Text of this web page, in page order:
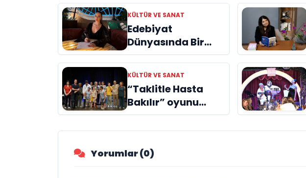
KÜLTÜR VE SANAT
Edebiyat
Dünyasında Bir
Genç Deha
Doğuyor: Dilruba
Engin ve Zift Karası
Evreni ‘AVENOİR’
KÜLTÜR VE SANAT
“Taklitle Hasta
Bakılır” oyunu
engelleri sanatla
aştı
Yorumlar (0)